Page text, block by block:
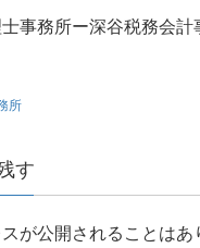
事務所ー深谷税務会計
所
す
が公開されることはあ